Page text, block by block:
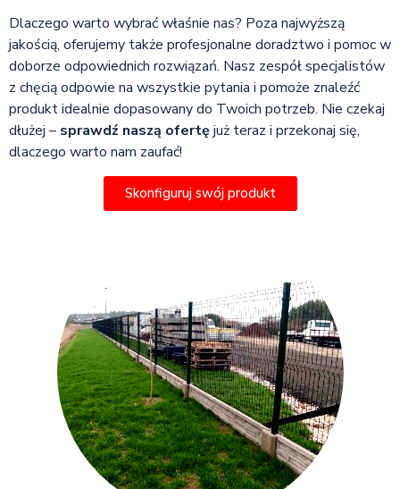
Dlaczego warto wybrać właśnie nas? Poza najwyższą
jakością, oferujemy także profesjonalne doradztwo i pomoc w
doborze odpowiednich rozwiązań. Nasz zespół specjalistów
z chęcią odpowie na wszystkie pytania i pomoże znaleźć
produkt idealnie dopasowany do Twoich potrzeb. Nie czekaj
dłużej – sprawdź naszą ofertę już teraz i przekonaj się,
dlaczego warto nam zaufać!
Skonfiguruj swój produkt